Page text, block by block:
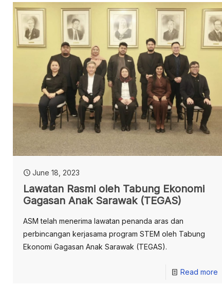
June 18, 2023
Lawatan Rasmi oleh Tabung Ekonomi
Gagasan Anak Sarawak (TEGAS)
ASM telah menerima lawatan penanda aras dan
perbincangan kerjasama program STEM oleh Tabung
Ekonomi Gagasan Anak Sarawak (TEGAS).
Read more